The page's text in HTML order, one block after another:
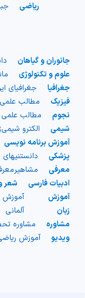
ریاضی
جانوران و گیاهان
علوم و تکنولوژی
جغرافیا
جغرافیای
فیزیک
مطالب
نجوم
مطالب
شیمی
الکترو شیمی
آموزش برنامه نویسی
پزشکی
دانستنیهای
معرفی
مشاهیر
ادبیات فارسی
شعر
آموزش
زبان
آموزش
آلمانی
مشاوره
مشاوره
ویدیو
آموزش